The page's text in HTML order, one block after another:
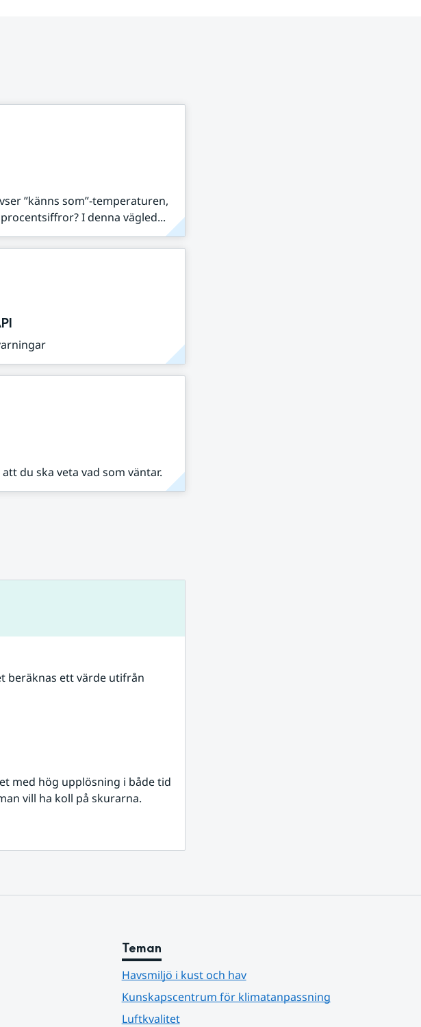
”känns som”-temperaturen,
I denna vägled...
du ska veta vad som väntar.
beräknas ett värde utifrån
med hög upplösning i både tid
vill ha koll på skurarna.
Teman
Havsmiljö i kust och hav
Kunskapscentrum för klimatanpassning
Luftkvalitet